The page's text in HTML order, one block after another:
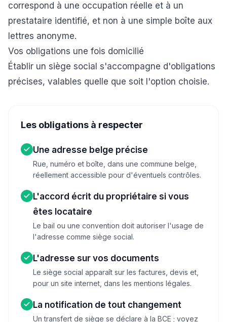
correspond à une occupation réelle et à un
prestataire identifié, et non à une simple boîte aux
lettres anonyme.
Vos obligations une fois domicilié
Établir un siège social s'accompagne d'obligations
précises, valables quelle que soit l'option choisie.
Les obligations à respecter
Une adresse belge précise
Rue, numéro et boîte, dans une commune belge,
réellement accessible pour d'éventuels contrôles.
L'accord écrit du propriétaire si vous
êtes locataire
Le bail ou une convention doit autoriser l'usage de
l'adresse comme siège social.
L'adresse sur vos documents
Le siège social apparaît sur les factures, devis et,
pour un site internet, dans les mentions légales.
La notification de tout changement
Un transfert de siège se déclare à la BCE ; voyez